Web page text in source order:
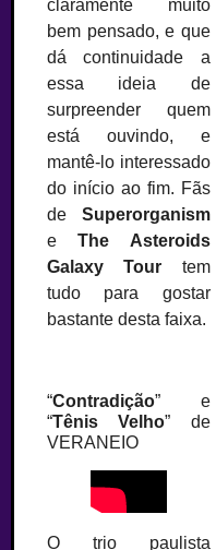
claramente muito
bem pensado, e que
dá continuidade a
essa ideia de
surpreender quem
está ouvindo, e
mantê-lo interessado
do início ao fim. Fãs
de Superorganism
e The Asteroids
Galaxy Tour tem
tudo para gostar
bastante desta faixa.
“Contradição” e
“Tênis Velho” de
VERANEIO
O trio paulista